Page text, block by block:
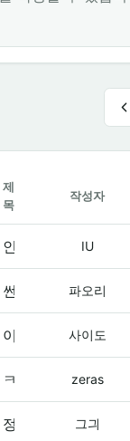
제
목
작성자
IU
파오리
사이도
zeras
그긔